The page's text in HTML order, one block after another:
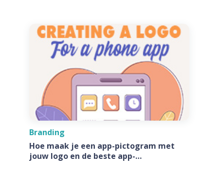
Branding
Hoe maak je een app-pictogram met
jouw logo en de beste app-